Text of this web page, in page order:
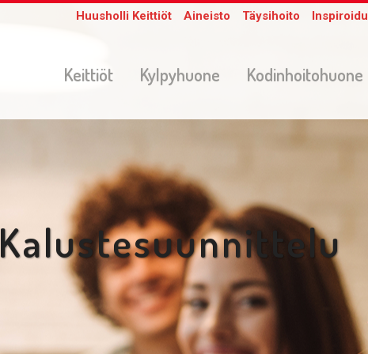
Huusholli Keittiöt Aineisto Täysihoito Inspiroidu
Keittiöt Kylpyhuone Kodinhoitohuone
Kalustesuunnittelu